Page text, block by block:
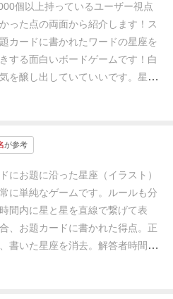
えました。 むしろ、曲線不可ルー
定以上は上手くかけないので、誰
みたいなヘタウマな絵になってし
せん。ですので、上手く絵を描く
お絵描きを楽しんでみてくださ
てられた星座は、そのまま夜空に
くと、得点２倍になります！
るのは、午前2時くらいのフミキ
ゲームは星空が星座でいっぱいに
す。一応獲得ポイントで勝敗はあ
埋め尽くされた夜空を見あげる
もいいや〜となる、不思議なゲー
、ぜひ遊びたい一本です！
個以上持っているユーザー視点
った点の両面から紹介します！ ス
カードに書かれたワードの星座を
する面白いボードゲームです！白
を醸し出していていいです。星と
うルールなので、絵心がそれほど
も良いです。
スもあります・・・
▶3pt.≪★★★≫子どもと度
スターリンク の簡単
ール解説はこちらをご覧くださ
が参考
にお題に沿った星座（イラスト）
に単純なゲームです。
ルールも分
時間内に星と星を直線で繋げて表
、お題カードに書かれた得点。正
書いた星座を消去。 解答者時間内
他の人が答えるまで沈黙。正解の
書かれた得点。